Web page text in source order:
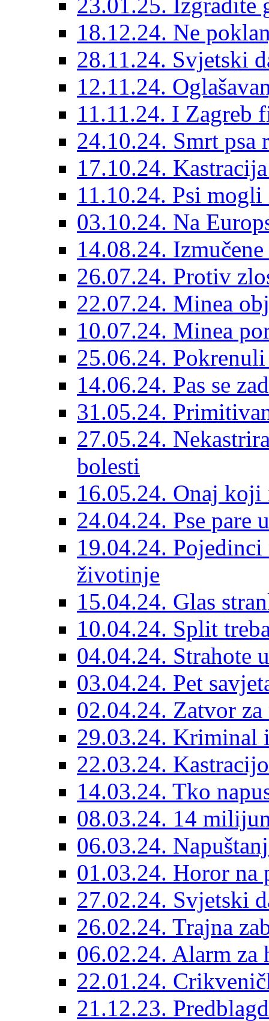
18.12.24. Ne
28.11.24. Svjetski
12.11.24.
11.11.24. I Zagreb
24.10.24. Smrt psa
17.10.24.
11.10.24. Psi
03.10.24. Na
14.08.24.
26.07.24. Protiv
22.07.24. Minea
10.07.24. Minea
25.06.24.
14.06.24. Pas se
31.05.24.
27.05.24.
bolesti
16.05.24. Onaj koji
24.04.24. Pse pare
19.04.24.
životinje
15.04.24. Glas
10.04.24. Split
04.04.24. Strahote
03.04.24. Pet
02.04.24. Zatvor
29.03.24. Kriminal
22.03.24.
14.03.24. Tko
08.03.24. 14
06.03.24.
01.03.24. Horor na
27.02.24. Svjetski
26.02.24. Trajna
06.02.24. Alarm
22.01.24.
21.12.23.